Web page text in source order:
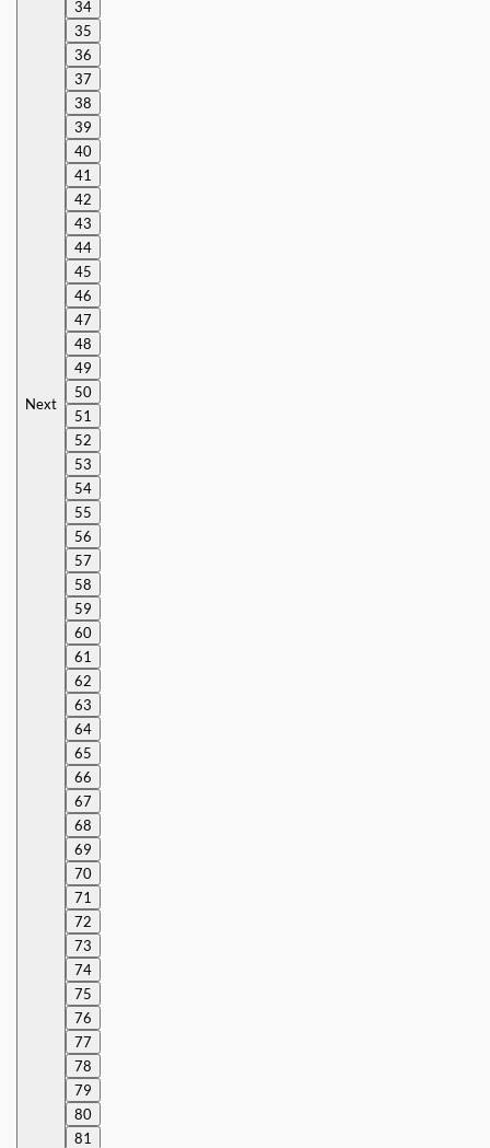
Next
34
35
36
37
38
39
40
41
42
43
44
45
46
47
48
49
50
51
52
53
54
55
56
57
58
59
60
61
62
63
64
65
66
67
68
69
70
71
72
73
74
75
76
77
78
79
80
81